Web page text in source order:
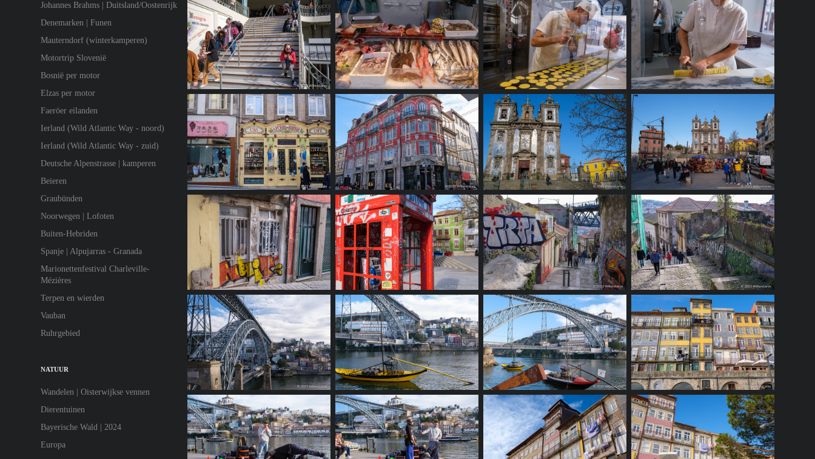
Johannes Brahms | Duitsland/Oostenrijk
Denemarken | Funen
Mauterndorf (winterkamperen)
Motortrip Slovenië
Bosnië per motor
Elzas per motor
Faeröer eilanden
Ierland (Wild Atlantic Way - noord)
Ierland (Wild Atlantic Way - zuid)
Deutsche Alpenstrasse | kamperen
Beieren
Graubünden
Noorwegen | Lofoten
Buiten-Hebriden
Spanje | Alpujarras - Granada
Marionettenfestival Charleville-
Mézières
Terpen en wierden
Vauban
Ruhrgebied
NATUUR
Wandelen | Oisterwijkse vennen
Dierentuinen
Bayerische Wald | 2024
Europa